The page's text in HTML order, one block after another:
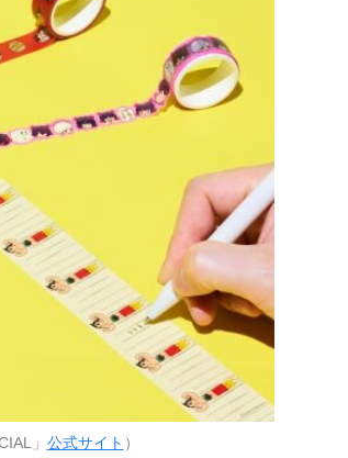
」 公式サイト ）